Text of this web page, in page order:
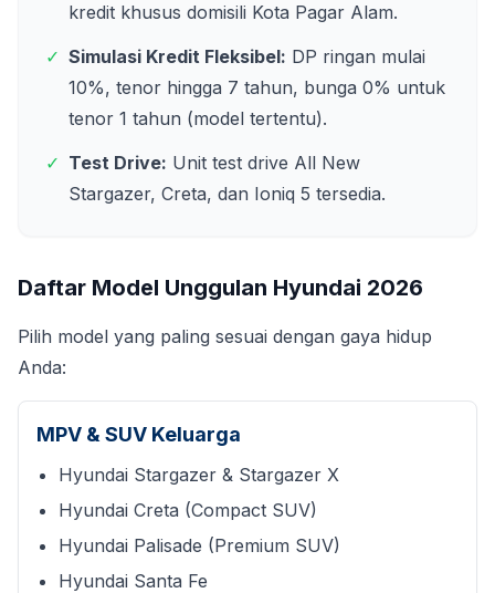
kredit khusus domisili Kota Pagar Alam.
✓ Simulasi Kredit Fleksibel: DP ringan mulai
10%, tenor hingga 7 tahun, bunga 0% untuk
tenor 1 tahun (model tertentu).
✓ Test Drive: Unit test drive All New
Stargazer, Creta, dan Ioniq 5 tersedia.
Daftar Model Unggulan Hyundai 2026
Pilih model yang paling sesuai dengan gaya hidup
Anda:
MPV & SUV Keluarga
Hyundai Stargazer & Stargazer X
Hyundai Creta (Compact SUV)
Hyundai Palisade (Premium SUV)
Hyundai Santa Fe